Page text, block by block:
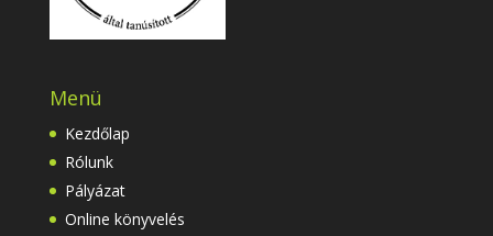
Menü
Kezdőlap
Rólunk
Pályázat
Online könyvelés